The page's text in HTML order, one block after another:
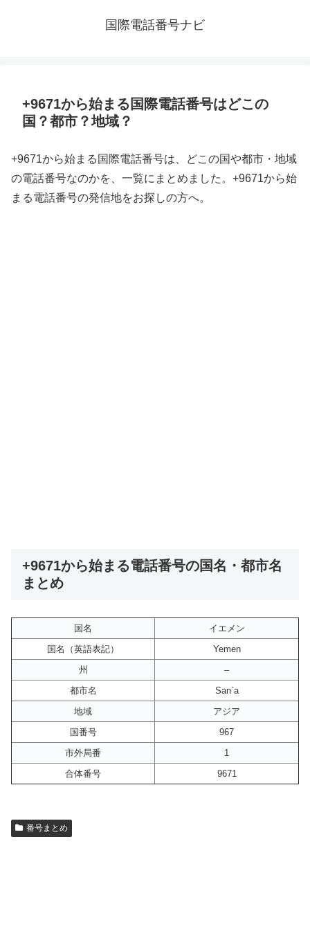
国際電話番号ナビ
+9671から始まる国際電話番号はどこの
国？都市？地域？
+9671から始まる国際電話番号は、どこの国や都市・地域
の電話番号なのかを、一覧にまとめました。+9671から始
まる電話番号の発信地をお探しの方へ。
+9671から始まる電話番号の国名・都市名
まとめ
国名
イエメン
国名（英語表記）
Yemen
州
–
都市名
San`a
地域
アジア
国番号
967
市外局番
1
合体番号
9671
番号まとめ